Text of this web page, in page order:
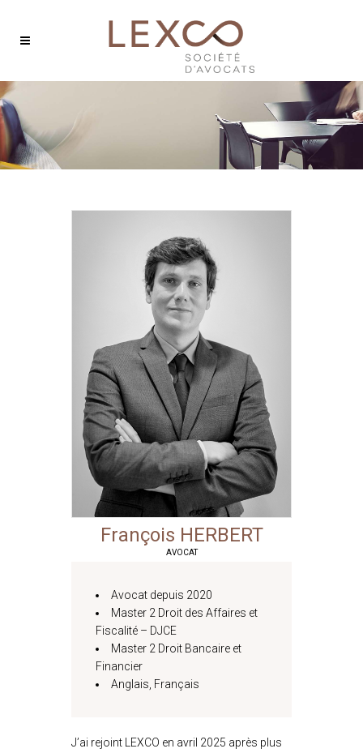
François HERBERT
AVOCAT
Avocat depuis 2020
Master 2 Droit des Affaires et
Fiscalité – DJCE
Master 2 Droit Bancaire et
Financier
Anglais, Français
J’ai rejoint LEXCO en avril 2025 après plus